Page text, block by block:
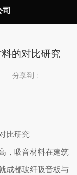
的对比研究
分享到：
比研究
，吸音材料在建筑
成都玻纤吸音板与